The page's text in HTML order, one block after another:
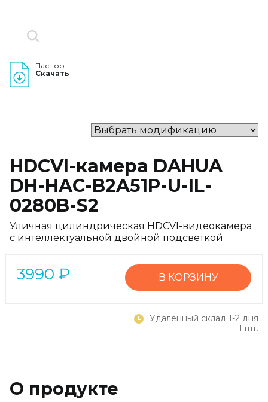
Паспорт
Скачать
HDCVI-камера DAHUA
DH-HAC-B2A51P-U-IL-
0280B-S2
Уличная цилиндрическая HDCVI-видеокамера
с интеллектуальной двойной подсветкой
3990 ₽ В КОРЗИНУ
Удаленный склад 1-2 дня
1 шт.
О продукте